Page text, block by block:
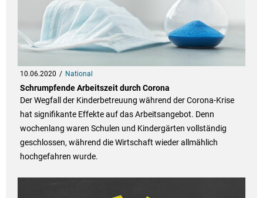
10.06.2020 National
Schrumpfende Arbeitszeit durch Corona
Der Wegfall der Kinderbetreuung während der Corona-Krise
hat signifikante Effekte auf das Arbeitsangebot. Denn
wochenlang waren Schulen und Kindergärten vollständig
geschlossen, während die Wirtschaft wieder allmählich
hochgefahren wurde.